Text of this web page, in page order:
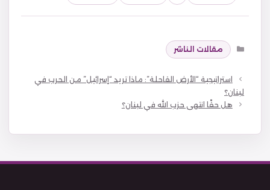
التصنيفات
مقالات الناشر
استراتيجية “الأرض القاحلة”: ماذا تريد “إسرائيل” من الحرب في
لبنان؟
هل حقًا انتهى حزب الله في لبنان؟